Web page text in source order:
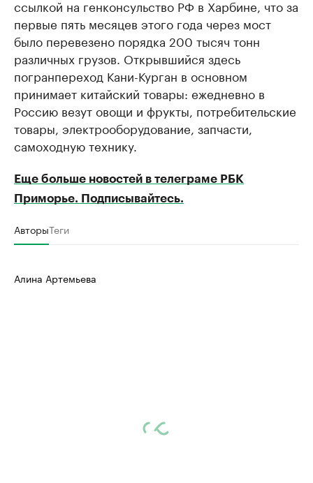
ссылкой на генконсульство РФ в Харбине, что за
первые пять месяцев этого года через мост
было перевезено порядка 200 тысяч тонн
различных грузов. Открывшийся здесь
погранпереход Кани-Курган в основном
принимает китайский товары: ежедневно в
Россию везут овощи и фрукты, потребительские
товары, электрооборудование, запчасти,
самоходную технику.
Еще больше новостей в телеграме РБК
Приморье. Подписывайтесь.
АвторыТеги
Алина Артемьева